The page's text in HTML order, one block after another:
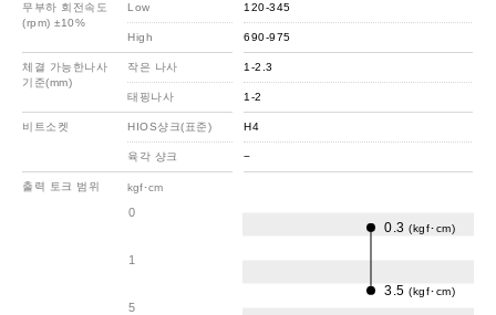
무부하 회전속도
(rpm) ±10%
Low
High
체결 가능한나사
기준(mm)
작은 나사
태핑나사
비트소켓 HIOS샹크(표준)
육각 샹크
출력 토크 범위
0
1
5
kgf･cm
120-345
690-975
1-2.3
1-2
H4
−
0.3 (kgf･cm)
3.5 (kgf･cm)